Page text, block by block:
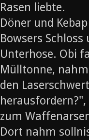
Rasen liebte.
Döner und
Bowsers
Unterhose. Obi
Mülltonne,
den
zum
Dort nahm